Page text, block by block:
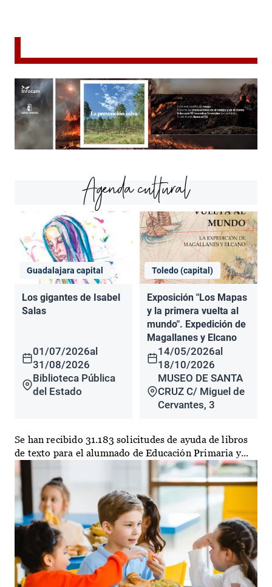
Agenda cultural
Guadalajara capital
Los gigantes de Isabel
Salas
01/07/2026al
31/08/2026
Biblioteca Pública
del Estado
Toledo (capital)
Exposición "Los Mapas
y la primera vuelta al
mundo". Expedición de
Magallanes y Elcano
14/05/2026al
18/10/2026
MUSEO DE SANTA
CRUZ C/ Miguel de
Cervantes, 3
Se han recibido 31.183 solicitudes de ayuda de libros
de texto para el alumnado de Educación Primaria y...